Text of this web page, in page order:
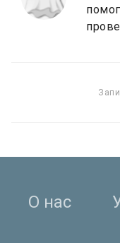
О нас